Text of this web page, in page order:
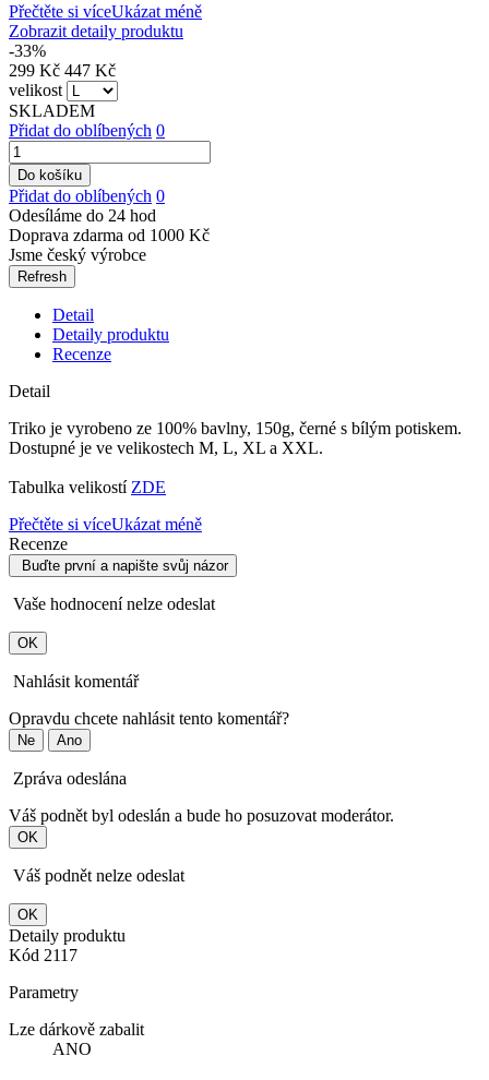
Přečtěte si víceUkázat méně
Zobrazit detaily produktu
-33%
299 Kč 447 Kč
velikost
SKLADEM
Přidat do oblíbených 0
Do košíku
Přidat do oblíbených 0
Odesíláme do 24 hod
Doprava zdarma od 1000 Kč
Jsme český výrobce
Detail
Detaily produktu
Recenze
Detail
Triko je vyrobeno ze 100% bavlny, 150g, černé s bílým potiskem.
Dostupné je ve velikostech M, L, XL a XXL.
Tabulka velikostí ZDE
Přečtěte si víceUkázat méně
Recenze
Buďte první a napište svůj názor
Vaše hodnocení nelze odeslat
OK
Nahlásit komentář
Opravdu chcete nahlásit tento komentář?
Ne Ano
Zpráva odeslána
Váš podnět byl odeslán a bude ho posuzovat moderátor.
OK
Váš podnět nelze odeslat
OK
Detaily produktu
Kód 2117
Parametry
Lze dárkově zabalit
ANO